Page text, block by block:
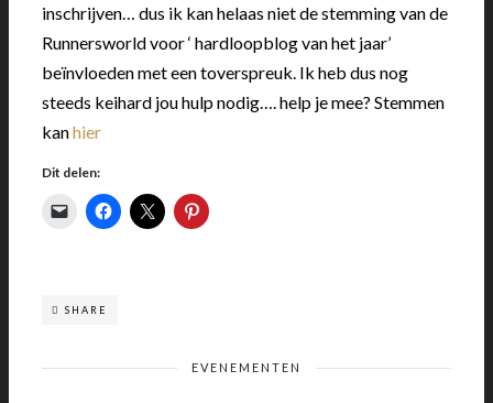
inschrijven… dus ik kan helaas niet de stemming van de
Runnersworld voor ‘ hardloopblog van het jaar’
beïnvloeden met een toverspreuk. Ik heb dus nog
steeds keihard jou hulp nodig…. help je mee? Stemmen
kanhier
Dit delen:
SHARE
EVENEMENTEN